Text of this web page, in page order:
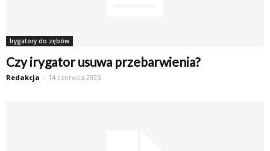
Irygatory do zębów
Czy irygator usuwa przebarwienia?
Redakcja - 14 czerwca 2025